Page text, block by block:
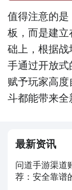
值得注意的是
板，而是建
础上，根据
手通过开放式
赋予玩家高
斗都能带来全
最新资讯
问道手游渠道
荐：安全靠谱